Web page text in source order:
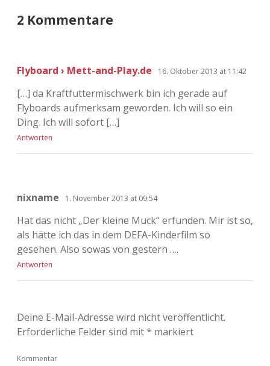
2 Kommentare
Flyboard › Mett-and-Play.de 16. Oktober 2013 at 11:42
[…] da Kraftfuttermischwerk bin ich gerade auf
Flyboards aufmerksam geworden. Ich will so ein
Ding. Ich will sofort […]
Antworten
nixname 1. November 2013 at 09:54
Hat das nicht „Der kleine Muck“ erfunden. Mir ist so,
als hätte ich das in dem DEFA-Kinderfilm so
gesehen. Also sowas von gestern ….
Antworten
Deine E-Mail-Adresse wird nicht veröffentlicht.
Erforderliche Felder sind mit* markiert
Kommentar